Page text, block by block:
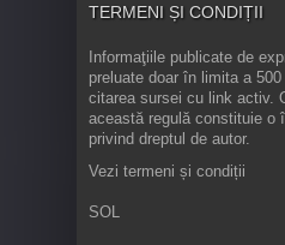
TERMENI ȘI CONDIȚII
Informaţiile publicate de
preluate doar în limita a
citarea sursei cu link activ.
această regulă constituie o
privind dreptul de autor.
Vezi termeni și condiții
SOL